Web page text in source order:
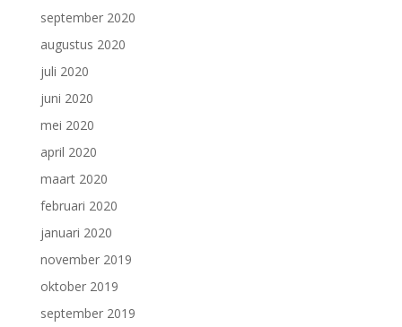
september 2020
augustus 2020
juli 2020
juni 2020
mei 2020
april 2020
maart 2020
februari 2020
januari 2020
november 2019
oktober 2019
september 2019